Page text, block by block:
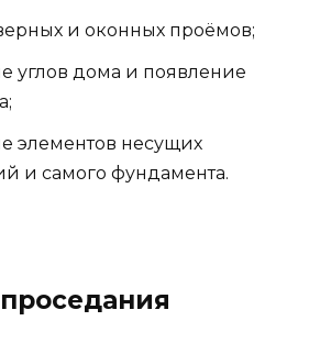
и оконных проёмов;
углов дома и появление
элементов несущих
и самого фундамента.